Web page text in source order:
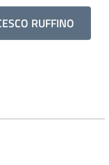
RUFFINO